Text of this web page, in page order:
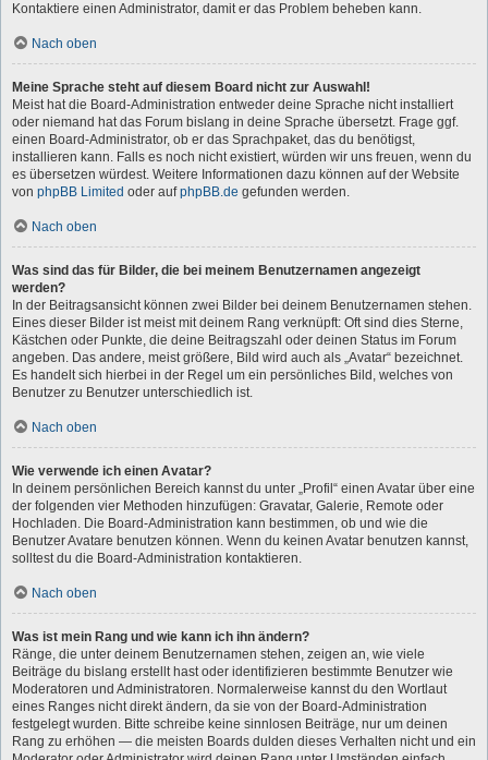
Kontaktiere einen Administrator, damit er das Problem beheben kann.
Nach oben
Meine Sprache steht auf diesem Board nicht zur Auswahl!
Meist hat die Board-Administration entweder deine Sprache nicht installiert
oder niemand hat das Forum bislang in deine Sprache übersetzt. Frage ggf.
einen Board-Administrator, ob er das Sprachpaket, das du benötigst,
installieren kann. Falls es noch nicht existiert, würden wir uns freuen, wenn du
es übersetzen würdest. Weitere Informationen dazu können auf der Website
von phpBB Limited oder aufphpBB.de gefunden werden.
Nach oben
Was sind das für Bilder, die bei meinem Benutzernamen angezeigt
werden?
In der Beitragsansicht können zwei Bilder bei deinem Benutzernamen stehen.
Eines dieser Bilder ist meist mit deinem Rang verknüpft: Oft sind dies Sterne,
Kästchen oder Punkte, die deine Beitragszahl oder deinen Status im Forum
angeben. Das andere, meist größere, Bild wird auch als „Avatar“ bezeichnet.
Es handelt sich hierbei in der Regel um ein persönliches Bild, welches von
Benutzer zu Benutzer unterschiedlich ist.
Nach oben
Wie verwende ich einen Avatar?
In deinem persönlichen Bereich kannst du unter „Profil“ einen Avatar über eine
der folgenden vier Methoden hinzufügen: Gravatar, Galerie, Remote oder
Hochladen. Die Board-Administration kann bestimmen, ob und wie die
Benutzer Avatare benutzen können. Wenn du keinen Avatar benutzen kannst,
solltest du die Board-Administration kontaktieren.
Nach oben
Was ist mein Rang und wie kann ich ihn ändern?
Ränge, die unter deinem Benutzernamen stehen, zeigen an, wie viele
Beiträge du bislang erstellt hast oder identifizieren bestimmte Benutzer wie
Moderatoren und Administratoren. Normalerweise kannst du den Wortlaut
eines Ranges nicht direkt ändern, da sie von der Board-Administration
festgelegt wurden. Bitte schreibe keine sinnlosen Beiträge, nur um deinen
Rang zu erhöhen — die meisten Boards dulden dieses Verhalten nicht und ein